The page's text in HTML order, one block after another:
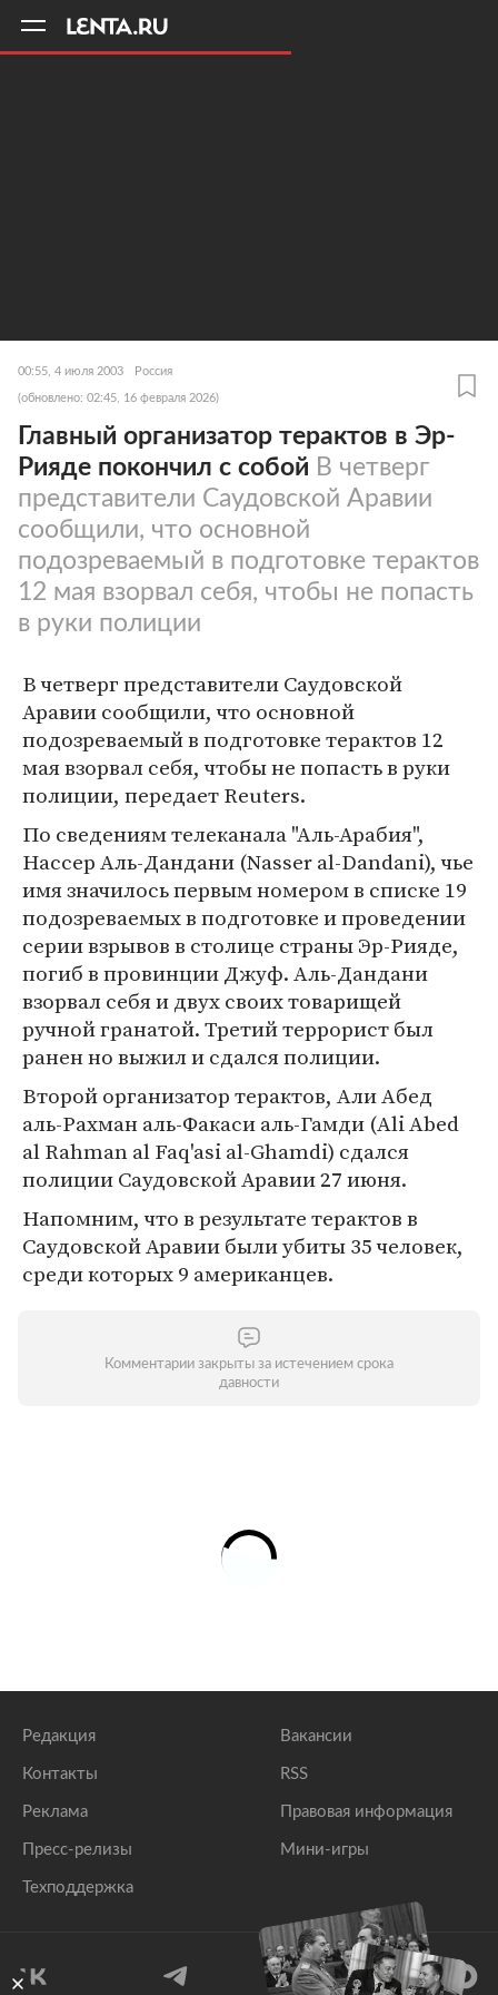
00:55, 4 июля 2003 Россия
(обновлено: 02:45, 16 февраля 2026)
Главный организатор терактов в Эр-
Рияде покончил с собой В четверг
представители Саудовской Аравии
сообщили, что основной
подозреваемый в подготовке терактов
12 мая взорвал себя, чтобы не попасть
в руки полиции
В четверг представители Саудовской
Аравии сообщили, что основной
подозреваемый в подготовке терактов 12
мая взорвал себя, чтобы не попасть в руки
полиции, передает Reuters.
По сведениям телеканала "Аль-Арабия",
Нассер Аль-Дандани (Nasser al-Dandani), чье
имя значилось первым номером в списке 19
подозреваемых в подготовке и проведении
серии взрывов в столице страны Эр-Рияде,
погиб в провинции Джуф. Аль-Дандани
взорвал себя и двух своих товарищей
ручной гранатой. Третий террорист был
ранен но выжил и сдался полиции.
Второй организатор терактов, Али Абед
аль-Рахман аль-Факаси аль-Гамди (Ali Abed
al Rahman al Faq'asi al-Ghamdi) сдался
полиции Саудовской Аравии 27 июня.
Напомним, что в результате терактов в
Саудовской Аравии были убиты 35 человек,
среди которых 9 американцев.
Комментарии закрыты за истечением срока
давности
Редакция
Контакты
Реклама
Пресс-релизы
Техподдержка
Вакансии
RSS
Правовая информация
Мини-игры